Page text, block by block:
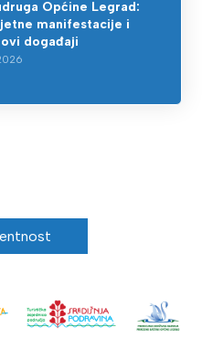
Općine Legrad:
manifestacije i
događaji